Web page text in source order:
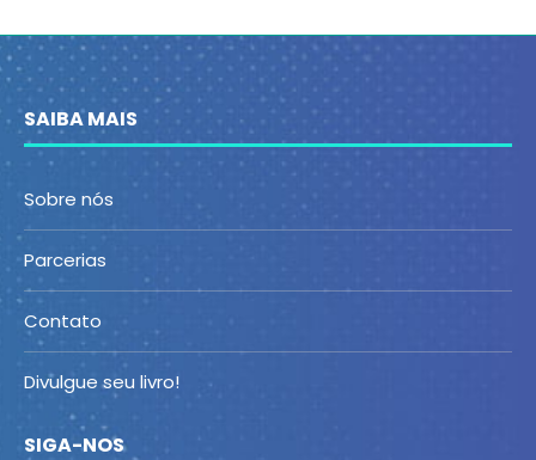
SAIBA MAIS
Sobre nós
Parcerias
Contato
Divulgue seu livro!
SIGA-NOS